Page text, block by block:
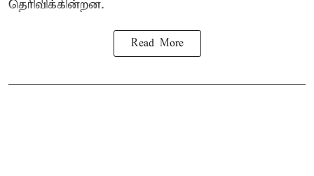
தெரிவிக்கின்றன.
Read More